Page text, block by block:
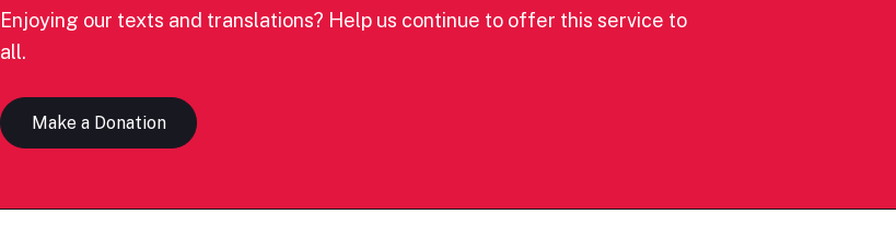
Enjoying our texts and translations? Help us continue to offer this service to
all.
Make a Donation